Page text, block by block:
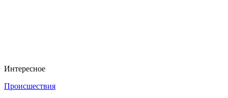
Интересное
Происшествия